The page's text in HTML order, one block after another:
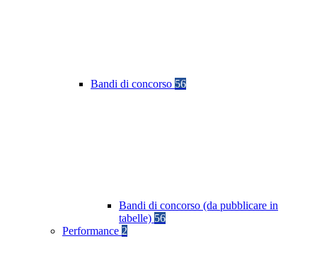
Bandi di concorso 56
Bandi di concorso (da pubblicare in
tabelle) 56
Performance 2